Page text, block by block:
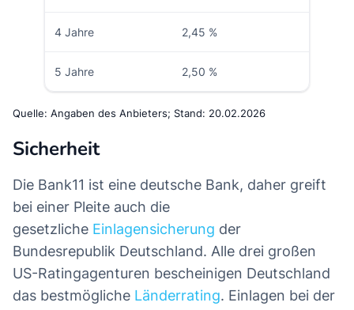
4 Jahre 2,45 %
5 Jahre 2,50 %
Quelle: Angaben des Anbieters; Stand: 20.02.2026
Sicherheit
Die Bank11 ist eine deutsche Bank, daher greift
bei einer Pleite auch die
gesetzliche Einlagensicherung der
Bundesrepublik Deutschland. Alle drei großen
US-Ratingagenturen bescheinigen Deutschland
das bestmögliche Länderrating. Einlagen bei der